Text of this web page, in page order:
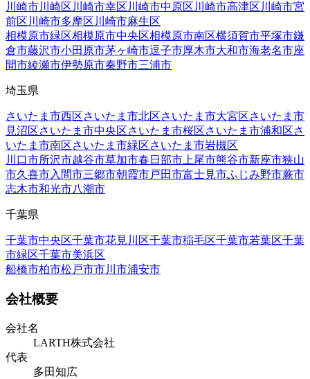
川崎市川崎区 川崎市幸区 川崎市中原区 川崎市高津区 川崎市宮
前区 川崎市多摩区 川崎市麻生区
相模原市緑区相模原市中央区相模原市南区横須賀市平塚市鎌
倉市藤沢市小田原市茅ヶ崎市逗子市厚木市大和市海老名市座
間市綾瀬市伊勢原市秦野市三浦市
埼玉県
さいたま市西区さいたま市北区さいたま市大宮区さいたま市
見沼区さいたま市中央区さいたま市桜区さいたま市浦和区さ
いたま市南区さいたま市緑区さいたま市岩槻区
川口市所沢市越谷市草加市春日部市 上尾市熊谷市新座市狭山
市久喜市入間市三郷市朝霞市戸田市富士見市ふじみ野市蕨市
志木市和光市八潮市
千葉県
千葉市中央区千葉市花見川区千葉市稲毛区千葉市若葉区千葉
市緑区千葉市美浜区
船橋市柏市松戸市市川市浦安市
会社概要
会社名
LARTH株式会社
代表
多田知広